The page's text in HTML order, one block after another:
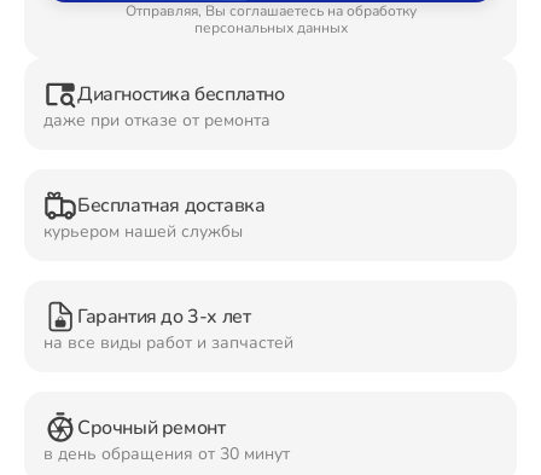
Отправляя, Вы соглашаетесь на обработку
персональных данных
Диагностика бесплатно
даже при отказе от ремонта
Бесплатная доставка
курьером нашей службы
Гарантия до 3-х лет
на все виды работ и запчастей
Срочный ремонт
в день обращения от 30 минут
Ремонт Видеокамер
Ремонт Мониторов
Ремонт Домашних кинотеатров
Ремонт Наушников